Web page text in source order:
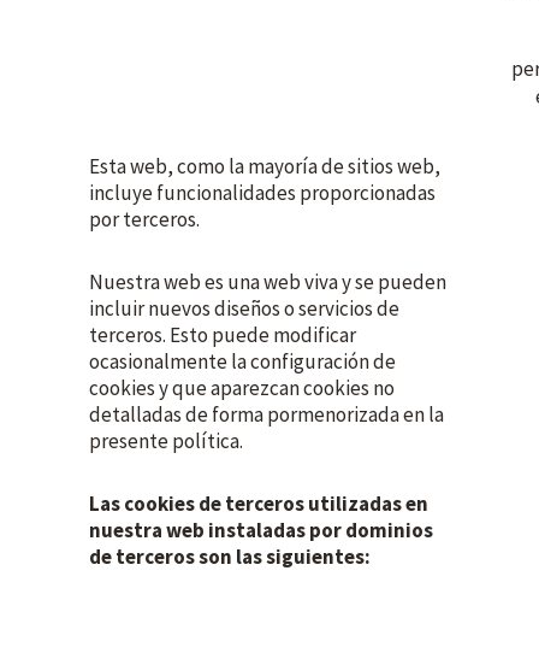
Esta web, como la mayoría de sitios web,
incluye funcionalidades proporcionadas
por terceros.
Nuestra web es una web viva y se pueden
incluir nuevos diseños o servicios de
terceros. Esto puede modificar
ocasionalmente la configuración de
cookies y que aparezcan cookies no
detalladas de forma pormenorizada en la
presente política.
Las cookies de terceros utilizadas en
nuestra web instaladas por dominios
de terceros son las siguientes: